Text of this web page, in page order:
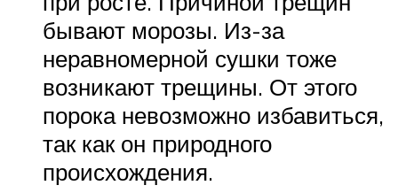
бывают морозы. Из-за
неравномерной сушки тоже
возникают трещины. От этого
порока невозможно избавиться,
так как он природного
происхождения.